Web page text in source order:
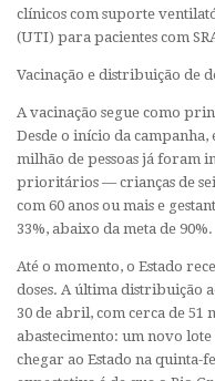
clínicos com suporte
(UTI) para pacientes com
Vacinação e distribuição de
A vacinação segue como
Desde o início da campanha,
milhão de pessoas já foram
prioritários — crianças de
com 60 anos ou mais e
33%, abaixo da meta de 90%.
Até o momento, o Estado
doses. A última distribuição
30 de abril, com cerca de
abastecimento: um novo lote
chegar ao Estado na quinta-